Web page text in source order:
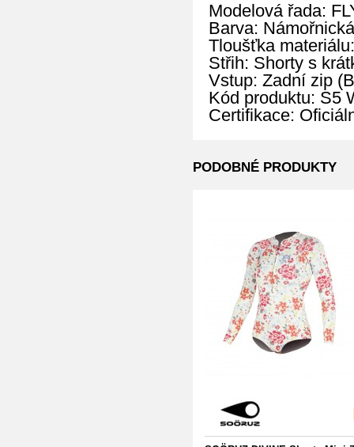
Modelová řada:
Barva:
Tloušťka
Střih: Shorty s
Vstup: Zadní zip
Kód produktu: S5
Certifikace:
PODOBNÉ PRODUKTY